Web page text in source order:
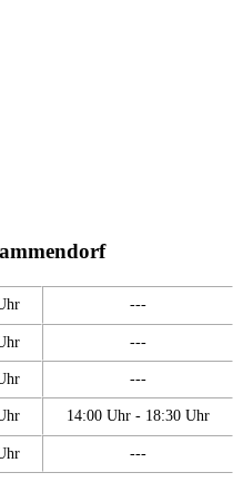
---
---
---
14:00 Uhr - 18:30 Uhr
---